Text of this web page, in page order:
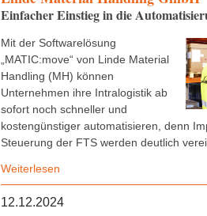
Einfacher Einstieg in die
Mit der Softwarelösung
„MATIC:move“ von Linde Material
Handling (MH) können
Unternehmen ihre Intralogistik ab
sofort noch schneller und
kostengünstiger automatisieren, denn
Steuerung der FTS werden deutlich
Weiterlesen
12.12.2024